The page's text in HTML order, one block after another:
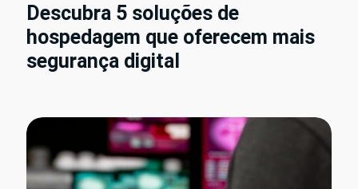
Descubra 5 soluções de
hospedagem que oferecem mais
segurança digital